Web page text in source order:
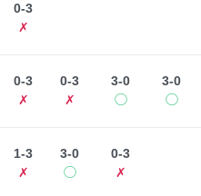
0-3
✗
0-3
✗
0-3
✗
3-0
◯
3-0
◯
1-3
✗
3-0
◯
0-3
✗